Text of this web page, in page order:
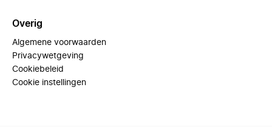
Overig
Algemene voorwaarden
Privacywetgeving
Cookiebeleid
Cookie instellingen